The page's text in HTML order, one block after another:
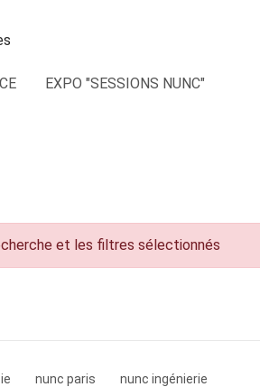
EXPO "SESSIONS NUNC"
et les filtres sélectionnés
nunc paris
nunc ingénierie